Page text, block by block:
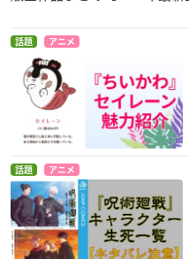
話題 アニメ
話題 アニメ